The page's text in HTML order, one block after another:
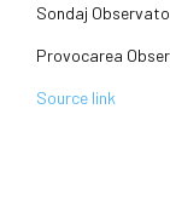
Sondaj
Provocarea
Source link